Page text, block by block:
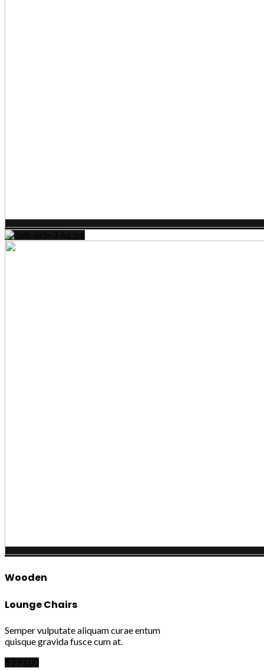
Wooden
Lounge Chairs
Semper vulputate aliquam curae entum
quisque gravida fusce cum at.